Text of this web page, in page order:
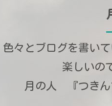
色々とブログを書い
楽しいの
月の人 『つきん